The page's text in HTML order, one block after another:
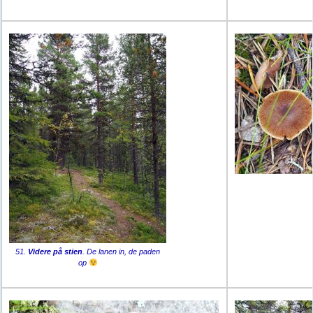
51. Videre på stien . De lanen in, de paden
op